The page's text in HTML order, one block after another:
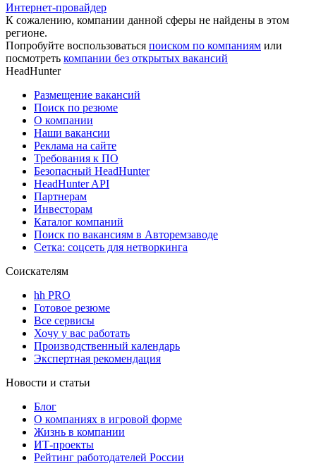
Интернет-провайдер
К сожалению, компании данной сферы не найдены в этом
регионе.
Попробуйте воспользоваться поиском по компаниям или
посмотреть компании без открытых вакансий
HeadHunter
Размещение вакансий
Поиск по резюме
О компании
Наши вакансии
Реклама на сайте
Требования к ПО
Безопасный HeadHunter
HeadHunter API
Партнерам
Инвесторам
Каталог компаний
Поиск по вакансиям в Авторемзаводе
Сетка: соцсеть для нетворкинга
Соискателям
hh PRO
Готовое резюме
Все сервисы
Хочу у вас работать
Производственный календарь
Экспертная рекомендация
Новости и статьи
Блог
О компаниях в игровой форме
Жизнь в компании
ИТ-проекты
Рейтинг работодателей России